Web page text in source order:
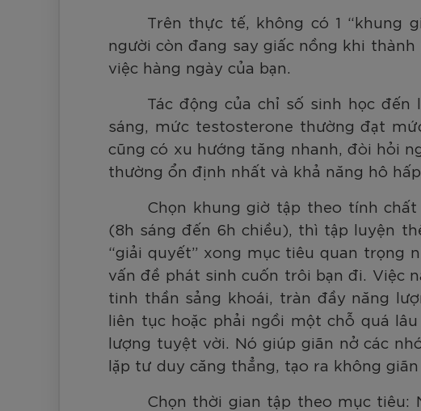
Trên thực tế, không có 1 “khung
người còn đang say giấc nồng khi
việc hàng ngày của bạn.
Tác động của chỉ số sinh học
sáng, mức testosterone thường đạt
cũng có xu hướng tăng nhanh, đòi hỏi
thường ổn định nhất và khả năng hô
Chọn khung giờ tập theo tính
(8h sáng đến 6h chiều), thì tập luyện
“giải quyết” xong mục tiêu quan trọng
vấn đề phát sinh cuốn trôi bạn đi. Việc
tinh thần sảng khoái, tràn đầy năng
liên tục hoặc phải ngồi một chỗ quá
lượng tuyệt vời. Nó giúp giãn nở các
lặp tư duy căng thẳng, tạo ra không
Chọn thời gian tập theo mục tiêu: